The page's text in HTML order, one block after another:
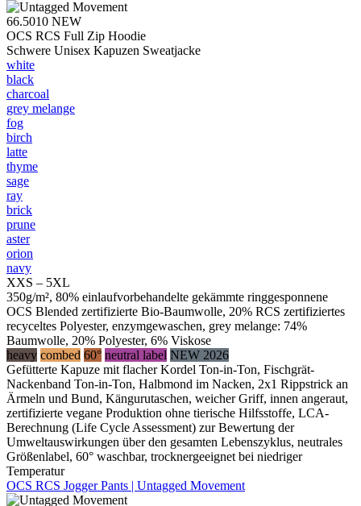
66.5010 NEW
OCS RCS Full Zip Hoodie
Schwere Unisex Kapuzen Sweatjacke
white
black
charcoal
grey melange
fog
birch
latte
thyme
sage
ray
brick
prune
aster
orion
navy
XXS – 5XL
350g/m², 80% einlaufvorbehandelte gekämmte ringgesponnene
OCS Blended zertifizierte Bio-Baumwolle, 20% RCS zertifiziertes
recyceltes Polyester, enzymgewaschen, grey melange: 74%
Baumwolle, 20% Polyester, 6% Viskose
heavy combed 60° neutral label NEW 2026
Gefütterte Kapuze mit flacher Kordel Ton-in-Ton, Fischgrät-
Nackenband Ton-in-Ton, Halbmond im Nacken, 2x1 Rippstrick an
Ärmeln und Bund, Kängurutaschen, weicher Griff, innen angeraut,
zertifizierte vegane Produktion ohne tierische Hilfsstoffe, LCA-
Berechnung (Life Cycle Assessment) zur Bewertung der
Umweltauswirkungen über den gesamten Lebenszyklus, neutrales
Größenlabel, 60° waschbar, trocknergeeignet bei niedriger
Temperatur
OCS RCS Jogger Pants | Untagged Movement